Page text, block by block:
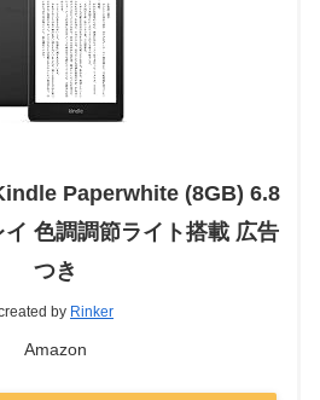
Paperwhite (8GB) 6.8
色調調節ライト搭載 広告
つき
by Rinker
Amazon